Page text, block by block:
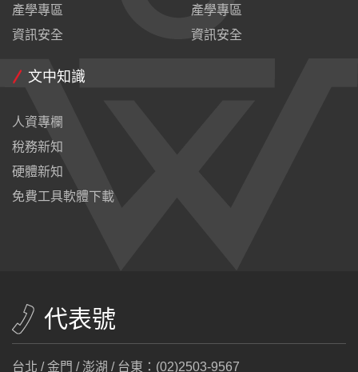
產學專區
資訊安全
產學專區
資訊安全
文中知識
人資專欄
稅務新知
硬體新知
免費工具軟體下載
代表號
台北 / 金門 / 澎湖 / 台東：(02)2503-9567